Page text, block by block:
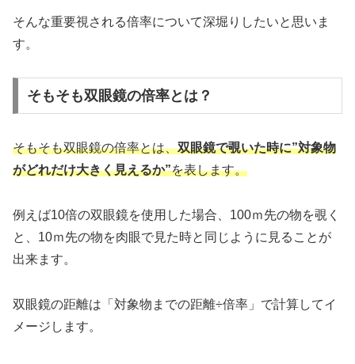
そんな重要視される倍率について深堀りしたいと思いま
す。
そもそも双眼鏡の倍率とは？
そもそも双眼鏡の倍率とは、双眼鏡で覗いた時に”対象物
がどれだけ大きく見えるか”を表します。
例えば10倍の双眼鏡を使用した場合、100ｍ先の物を覗く
と、10ｍ先の物を肉眼で見た時と同じように見ることが
出来ます。
双眼鏡の距離は「対象物までの距離÷倍率」で計算してイ
メージします。